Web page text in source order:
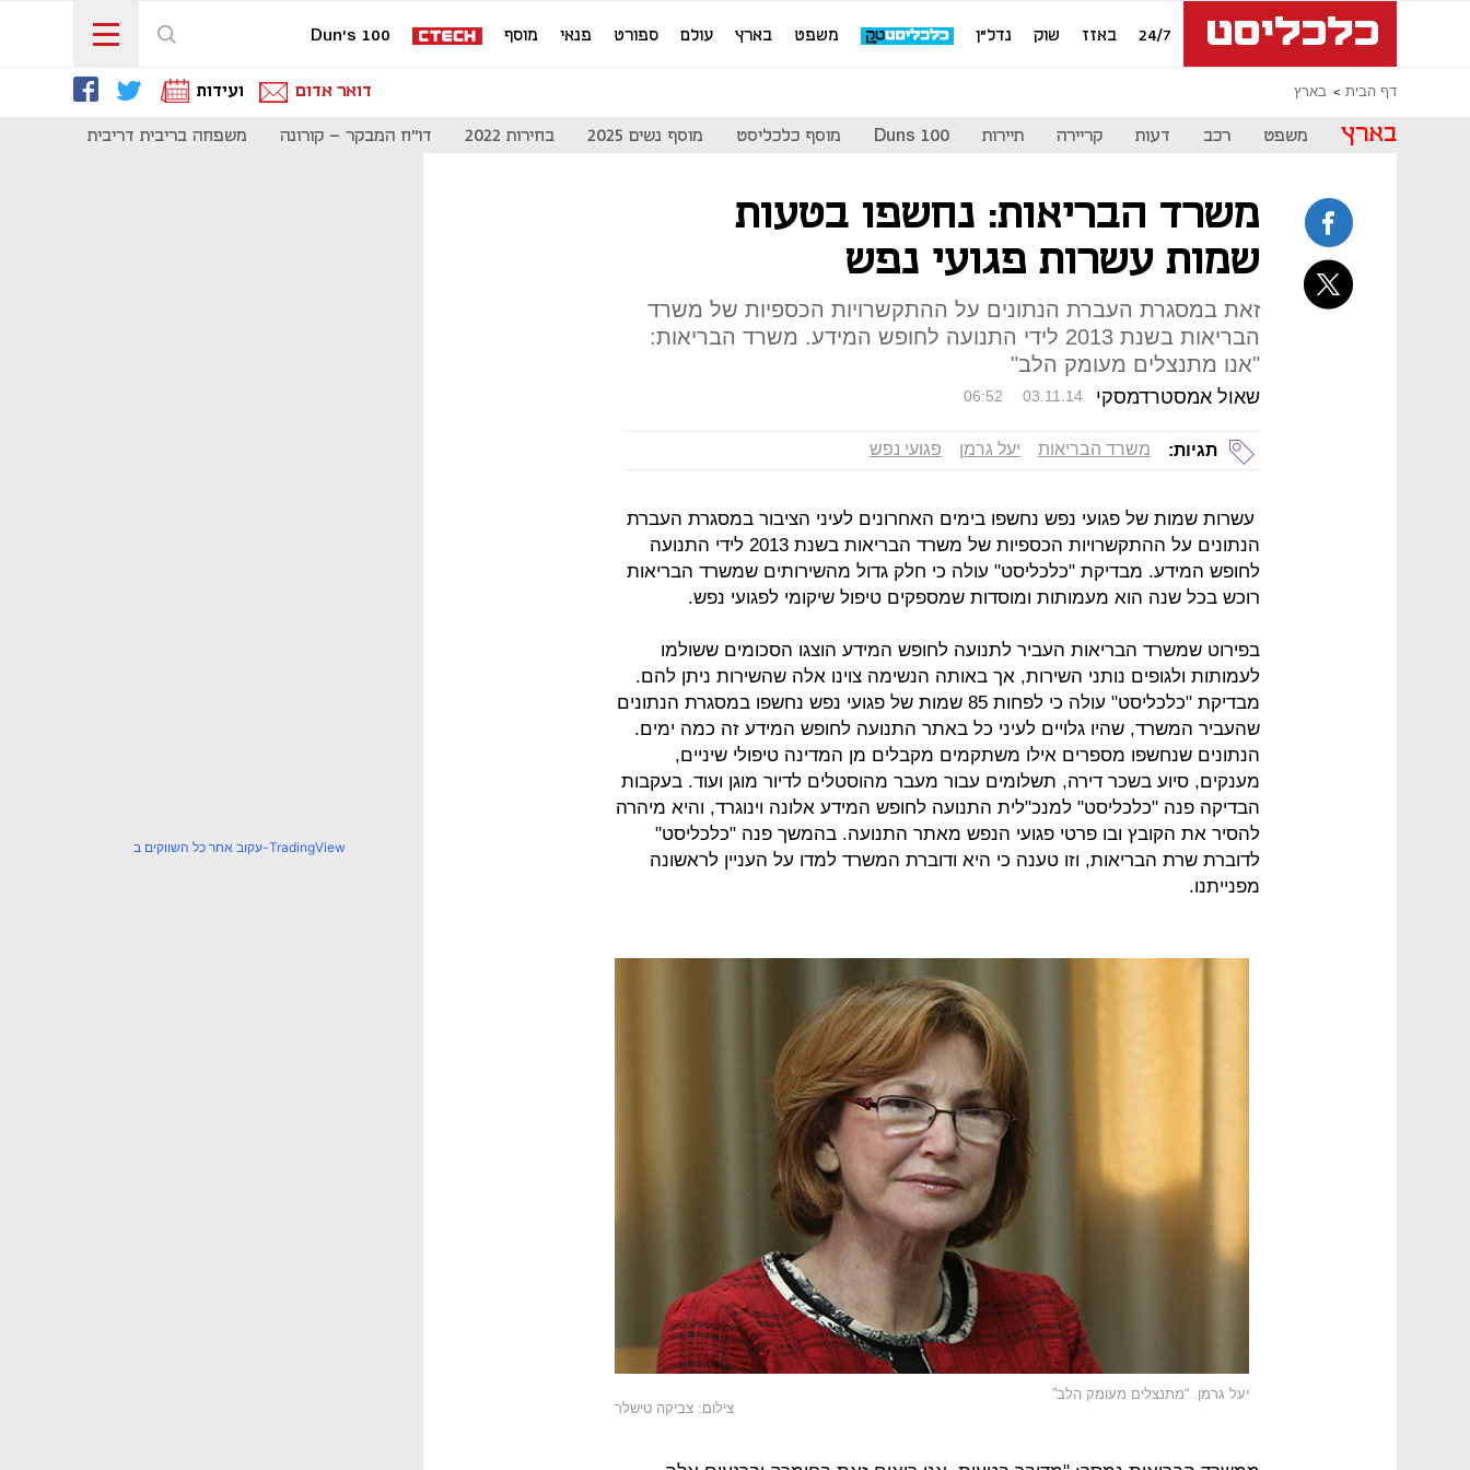
24/7 באזז שוק נדל"ן משפט בארץ עולם ספורט פנאי מוסף Dun's 100
דף הבית בארץ דואר אדום ועידות
בארץ משפט רכב דעות קריירה תיירות Duns 100 מוסף כלכליסט מוסף נשים 2025 בחירות 2022 דו"ח המבקר - קורונה משפחה בריבית דריבית
משרד הבריאות: נחשפו בטעות
שמות עשרות פגועי נפש
זאת במסגרת העברת הנתונים על ההתקשרויות הכספיות של משרד
הבריאות בשנת 2013 לידי התנועה לחופש המידע. משרד הבריאות:
"אנו מתנצלים מעומק הלב"
שאול אמסטרדמסקי 06:52 03.11.14
תגיות: משרד הבריאות יעל גרמן פגועי נפש
עשרות שמות של פגועי נפש נחשפו בימים האחרונים לעיני הציבור במסגרת העברת
הנתונים על ההתקשרויות הכספיות של משרד הבריאות בשנת 2013 לידי התנועה
לחופש המידע. מבדיקת "כלכליסט" עולה כי חלק גדול מהשירותים שמשרד הבריאות
רוכש בכל שנה הוא מעמותות ומוסדות שמספקים טיפול שיקומי לפגועי נפש.
בפירוט שמשרד הבריאות העביר לתנועה לחופש המידע הוצגו הסכומים ששולמו
לעמותות ולגופים נותני השירות, אך באותה הנשימה צוינו אלה שהשירות ניתן להם.
מבדיקת "כלכליסט" עולה כי לפחות 85 שמות של פגועי נפש נחשפו במסגרת הנתונים
שהעביר המשרד, שהיו גלויים לעיני כל באתר התנועה לחופש המידע זה כמה ימים.
הנתונים שנחשפו מספרים אילו משתקמים מקבלים מן המדינה טיפולי שיניים,
מענקים, סיוע בשכר דירה, תשלומים עבור מעבר מהוסטלים לדיור מוגן ועוד. בעקבות
הבדיקה פנה "כלכליסט" למנכ"לית התנועה לחופש המידע אלונה וינוגרד, והיא מיהרה
להסיר את הקובץ ובו פרטי פגועי הנפש מאתר התנועה. בהמשך פנה "כלכליסט"
לדוברת שרת הבריאות, וזו טענה כי היא ודוברת המשרד למדו על העניין לראשונה
מפנייתנו.
יעל גרמן. “מתנצלים מעומק הלב”
צילום: צביקה טישלר
עקוב אחר כל השווקים ב-TradingView